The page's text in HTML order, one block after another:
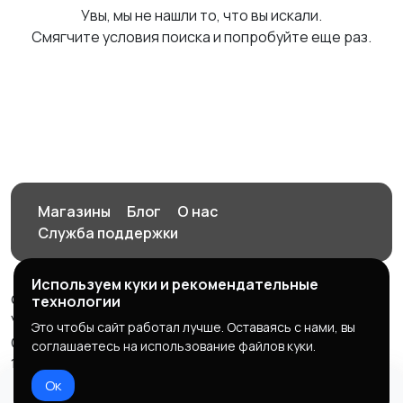
Увы, мы не нашли то, что вы искали.
Смягчите условия поиска и попробуйте еще раз.
Магазины Блог
О нас
Служба поддержки
© 2026 Орен-АЙ - Авто | Недвижимость | Работа |
Услуги
Создал Карусов Е.С ООО "ЦПК" ИНН 5609203278 ОГРН
1235600008841
Правила сервиса
Используем куки и рекомендательные
технологии
Это чтобы сайт работал лучше. Оставаясь с нами, вы
соглашаетесь на использование файлов куки.
Ок